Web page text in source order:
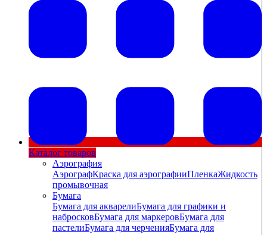
Каталог товаров
Аэрография
АэрографКраска для аэрографииПленкаЖидкость
промывочная
Бумага
Бумага для акварелиБумага для графики и
набросковБумага для маркеровБумага для
пастелиБумага для черченияБумага для